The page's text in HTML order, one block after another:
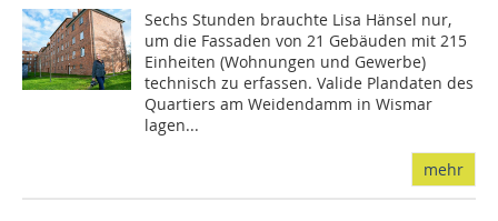
Sechs Stunden brauchte Lisa Hänsel nur,
um die Fassaden von 21 Gebäuden mit 215
Einheiten (Wohnungen und Gewerbe)
technisch zu erfassen. Valide Plandaten des
Quartiers am Weidendamm in Wismar
lagen...
mehr